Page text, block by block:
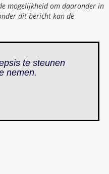
mogelijkheid om daaronder in
dit bericht kan de
te steunen
nemen.